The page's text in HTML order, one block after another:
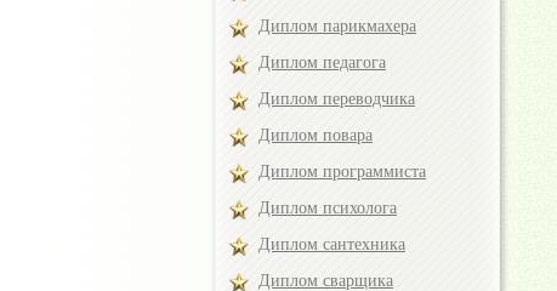
Диплом парикмахера
Диплом педагога
Диплом переводчика
Диплом повара
Диплом программиста
Диплом психолога
Диплом сантехника
Диплом сварщика